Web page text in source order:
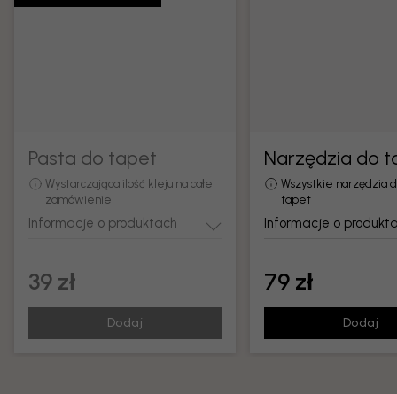
Pasta do tapet
Wystarczająca ilość kleju na całe
zamówienie
Informacje o produktach
39 zł
Dodaj
Narzędzia do
Wszystkie narzędzia
tapet
Informacje o
79 zł
Dodaj